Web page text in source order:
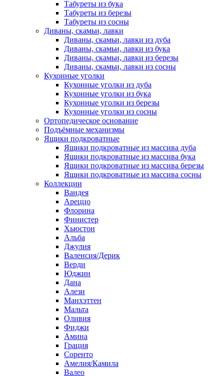
Табуреты из бука
Табуреты из березы
Табуреты из сосны
Диваны, скамьи, лавки
Диваны, скамьи, лавки из дуба
Диваны, скамьи, лавки из бука
Диваны, скамьи, лавки из березы
Диваны, скамьи, лавки из сосны
Кухонные уголки
Кухонные уголки из дуба
Кухонные уголки из бука
Кухонные уголки из березы
Кухонные уголки из сосны
Ортопедическое основание
Подъёмные механизмы
Ящики подкроватные
Ящики подкроватные из массива дуба
Ящики подкроватные из массива бука
Ящики подкроватные из массива березы
Ящики подкроватные из массива сосны
Коллекции
Вандея
Ареццо
Флорина
Финистер
Хьюстон
Альба
Джулия
Валенсия/Дерик
Верди
Юджин
Дана
Алези
Манхэттен
Мальта
Оливия
Фиджи
Амина
Грация
Соренто
Амелия/Камила
Валео